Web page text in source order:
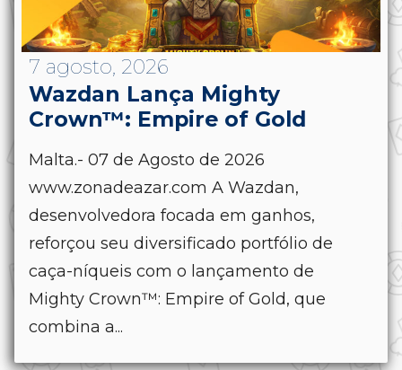
7 agosto, 2026
Wazdan Lança Mighty
Crown™: Empire of Gold
Malta.- 07 de Agosto de 2026
www.zonadeazar.com A Wazdan,
desenvolvedora focada em ganhos,
reforçou seu diversificado portfólio de
caça-níqueis com o lançamento de
Mighty Crown™: Empire of Gold, que
combina a...